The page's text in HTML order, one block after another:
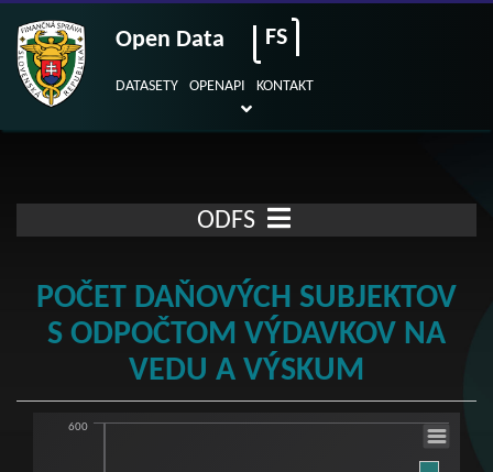
Open Data FS
DATASETY OPENAPI KONTAKT
ODFS
POČET DAŇOVÝCH SUBJEKTOV
S ODPOČTOM VÝDAVKOV NA
VEDU A VÝSKUM
Počet daňových subjektov s odpočtom
600